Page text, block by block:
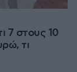
7 στους 10
τι